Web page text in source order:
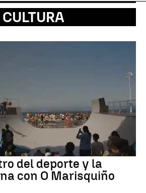
CULTURA
del deporte y la
con O Marisquiño